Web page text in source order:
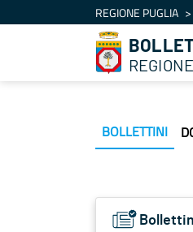
Salta al contenutoREGIONE PUGLIA
BOLLETTINI